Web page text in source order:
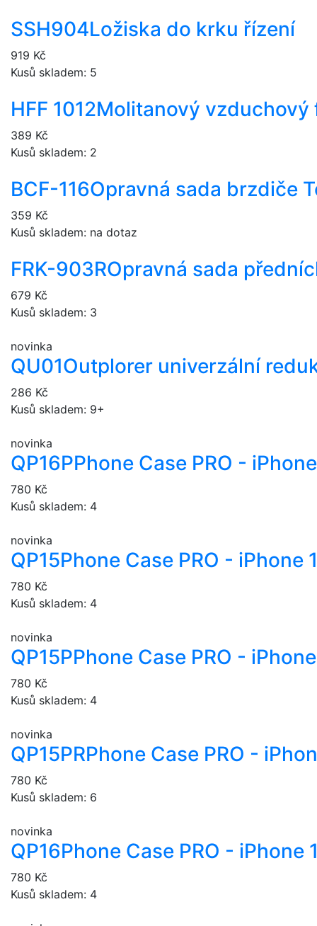
SSH904Ložiska do krku řízení
919 Kč
Kusů skladem: 5
HFF 1012Molitanový vzduchový
389 Kč
Kusů skladem: 2
BCF-116Opravná sada brzdiče
359 Kč
Kusů skladem: na dotaz
FRK-903ROpravná sada
679 Kč
Kusů skladem: 3
novinka
QU01Outplorer univerzální
286 Kč
Kusů skladem: 9+
novinka
QP16PPhone Case PRO -
780 Kč
Kusů skladem: 4
novinka
QP15Phone Case PRO - iPhone
780 Kč
Kusů skladem: 4
novinka
QP15PPhone Case PRO -
780 Kč
Kusů skladem: 4
novinka
QP15PRPhone Case PRO -
780 Kč
Kusů skladem: 6
novinka
QP16Phone Case PRO - iPhone
780 Kč
Kusů skladem: 4